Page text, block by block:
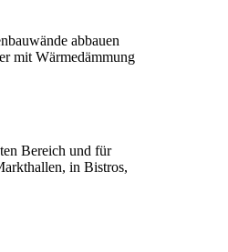
abbauen
mit Wärmedämmung
Bereich und für
in Bistros,